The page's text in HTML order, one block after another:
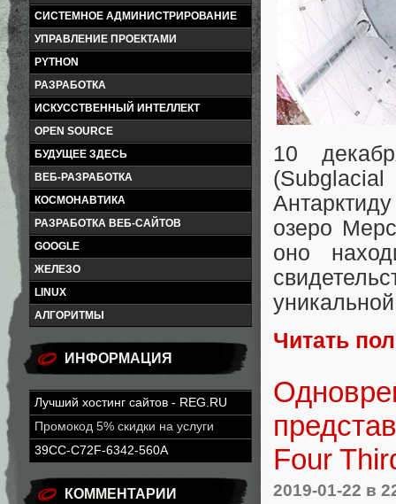
СИСТЕМНОЕ АДМИНИСТРИРОВАНИЕ
УПРАВЛЕНИЕ ПРОЕКТАМИ
PYTHON
РАЗРАБОТКА
ИСКУССТВЕННЫЙ ИНТЕЛЛЕКТ
OPEN SOURCE
БУДУЩЕЕ ЗДЕСЬ
ВЕБ-РАЗРАБОТКА
КОСМОНАВТИКА
РАЗРАБОТКА ВЕБ-САЙТОВ
GOOGLE
ЖЕЛЕЗО
LINUX
АЛГОРИТМЫ
ИНФОРМАЦИЯ
Лучший хостинг сайтов - REG.RU
Промокод 5% скидки на услуги
39CC-C72F-6342-560A
КОММЕНТАРИИ
10
озеро
оно
Читать
Four
2019-01-22 в